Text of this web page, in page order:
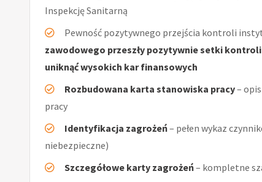
Inspekcję Sanitarną
Pewność pozytywnego przejścia kontroli
zawodowego przeszły pozytywnie setki
uniknąć wysokich kar finansowych
Rozbudowana karta stanowiska pracy–
pracy
Identyfikacja zagrożeń– pełen wykaz
niebezpieczne)
Szczegółowe karty zagrożeń– kompletne